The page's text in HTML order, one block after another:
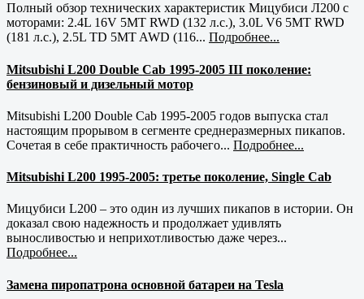
Полный обзор технических характеристик Мицубиси Л200 с
моторами: 2.4L 16V 5MT RWD (132 л.с.), 3.0L V6 5MT RWD
(181 л.с.), 2.5L TD 5MT AWD (116... Подробнее...
Mitsubishi L200 Double Cab 1995-2005 III поколение:
бензиновый и дизельный мотор
Mitsubishi L200 Double Cab 1995-2005 годов выпуска стал
настоящим прорывом в сегменте среднеразмерных пикапов.
Сочетая в себе практичность рабочего... Подробнее...
Mitsubishi L200 1995-2005: третье поколение, Single Cab
Мицубиси L200 – это один из лучших пикапов в истории. Он
доказал свою надежность и продолжает удивлять
выносливостью и неприхотливостью даже через...
Подробнее...
Замена пиропатрона основной батареи на Tesla